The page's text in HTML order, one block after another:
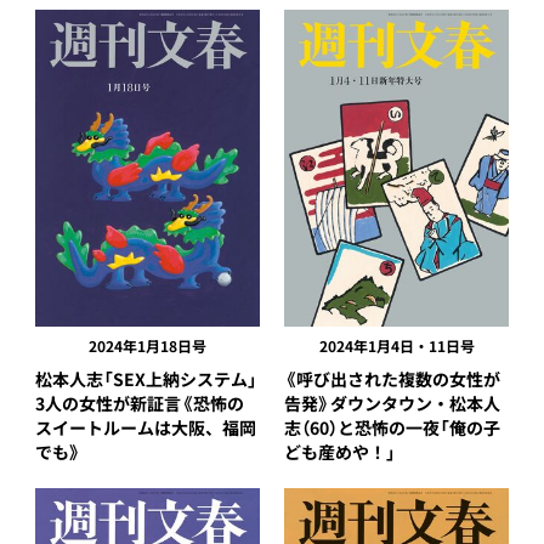
2024年1月18日号
松本人志「SEX上納システム」
3人の女性が新証言《恐怖の
スイートルームは大阪、福岡
でも》
2024年1月4日・11日号
《呼び出された複数の女性が
告発》ダウンタウン・松本人
志（60）と恐怖の一夜「俺の子
ども産めや！」